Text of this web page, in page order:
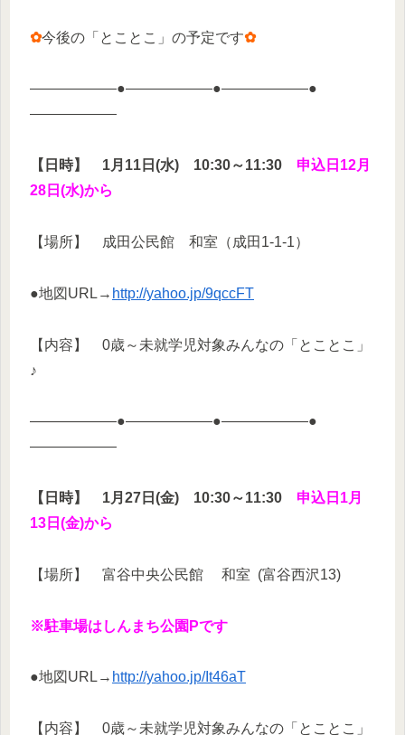
✿今後の「とことこ」の予定です✿
——————●——————●——————●
——————
【日時】 1月11日(水) 10:30～11:30 申込日12月
28日(水)から
【場所】 成田公民館 和室（成田1-1-1）
●地図URL→ http://yahoo.jp/9qccFT
【内容】 0歳～未就学児対象みんなの「とことこ」
♪
——————●——————●——————●
——————
【日時】 1月27日(金) 10:30～11:30 申込日1月
13日(金)から
【場所】 富谷中央公民館 和室 (富谷西沢13)
※駐車場はしんまち公園Pです
●地図URL→ http://yahoo.jp/It46aT
【内容】 0歳～未就学児対象みんなの「とことこ」